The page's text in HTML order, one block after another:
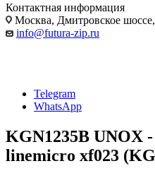
Контактная информация
Москва, Дмитровское
info@futura-zip.ru
Telegram
WhatsApp
KGN1235B UNOX
linemicro xf023